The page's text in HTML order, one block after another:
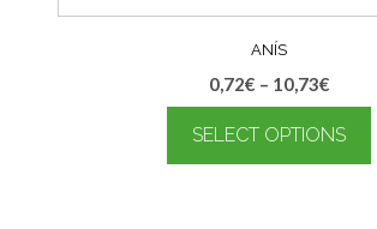
ANÍS
0,72€ – 10,73€
SELECT OPTIONS